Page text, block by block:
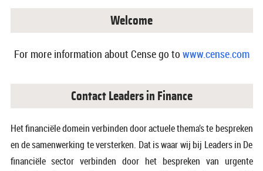
Welcome
For more information about Cense go to www.cense.com
Contact Leaders in Finance
Het financiële domein verbinden door actuele thema’s te bespreken
en de samenwerking te versterken. Dat is waar wij bij Leaders in De
financiële sector verbinden door het bespreken van urgente